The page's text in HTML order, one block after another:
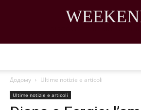
Додому Ultime notizie e articoli
Ultime notizie e articoli